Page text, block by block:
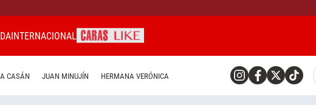
INTERNACIONAL
CASÁN JUAN MINUJÍN HERMANA VERÓNICA